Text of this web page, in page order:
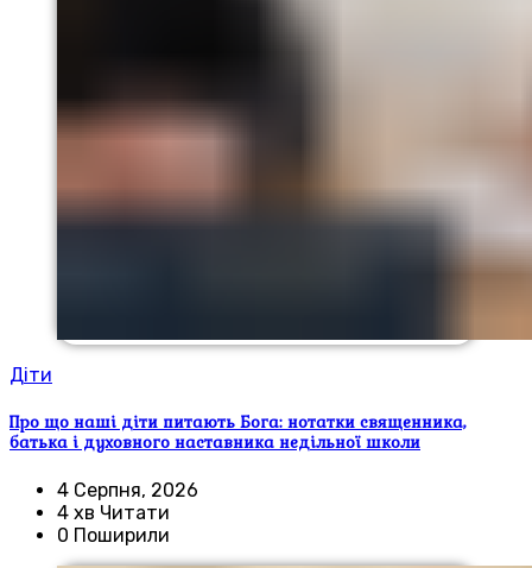
Діти
Про що наші діти питають Бога: нотатки священника,
батька і духовного наставника недільної школи
4 Серпня, 2026
4 хв Читати
0 Поширили